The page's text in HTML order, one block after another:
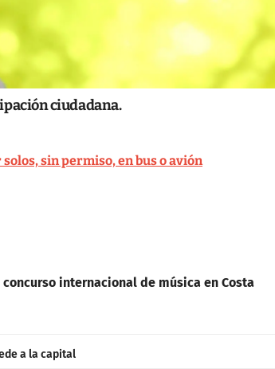
ciudadana.
sin permiso, en bus o avión
internacional de música en Costa
a la capital